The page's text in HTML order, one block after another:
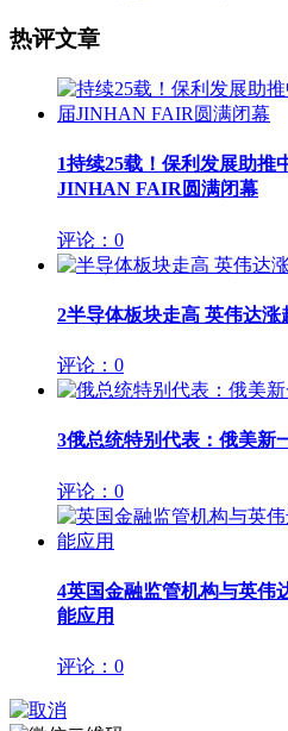
热评文章
1持续25载！保利发展助推
JINHAN FAIR圆满闭幕
评论：0
2半导体板块走高 英伟达涨
评论：0
3俄总统特别代表：俄美新
评论：0
4英国金融监管机构与英伟
能应用
评论：0